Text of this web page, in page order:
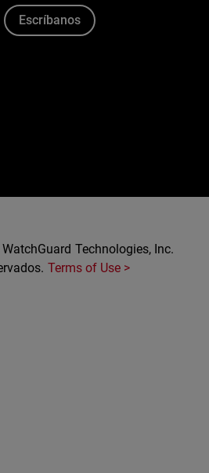
Escríbanos
Technologies, Inc.
Terms of Use >